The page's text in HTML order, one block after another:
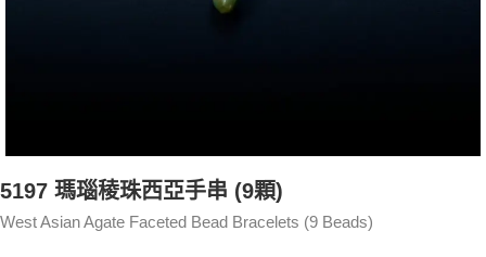
5197 瑪瑙稜珠西亞手串 (9顆)
West Asian Agate Faceted Bead Bracelets (9 Beads)